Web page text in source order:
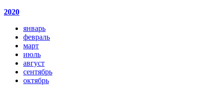
2020
январь
февраль
март
июль
август
сентябрь
октябрь